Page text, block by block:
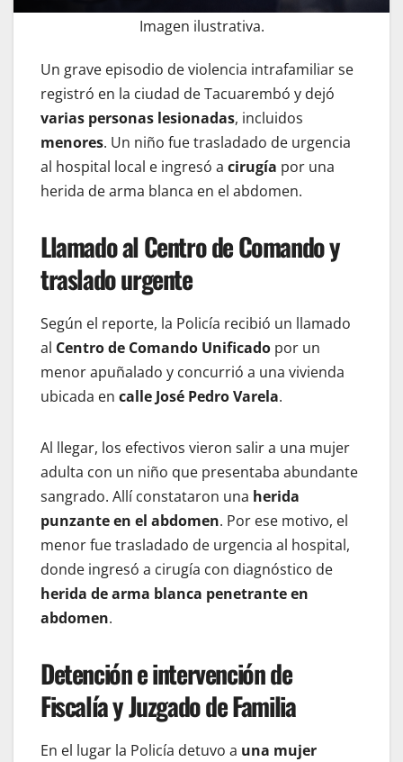
Imagen ilustrativa.
Un grave episodio de violencia intrafamiliar se
registró en la ciudad de Tacuarembó y dejó
varias personas lesionadas, incluidos
menores. Un niño fue trasladado de urgencia
al hospital local e ingresó a cirugía por una
herida de arma blanca en el abdomen.
Llamado al Centro de Comando y
traslado urgente
Según el reporte, la Policía recibió un llamado
al Centro de Comando Unificado por un
menor apuñalado y concurrió a una vivienda
ubicada en calle José Pedro Varela.
Al llegar, los efectivos vieron salir a una mujer
adulta con un niño que presentaba abundante
sangrado. Allí constataron una herida
punzante en el abdomen. Por ese motivo, el
menor fue trasladado de urgencia al hospital,
donde ingresó a cirugía con diagnóstico de
herida de arma blanca penetrante en
abdomen.
Detención e intervención de
Fiscalía y Juzgado de Familia
En el lugar la Policía detuvo a una mujer